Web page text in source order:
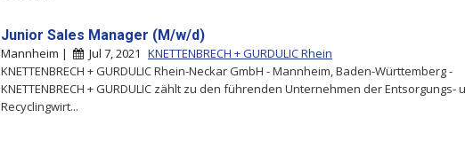
Junior Sales Manager (M/w/d)
Mannheim | Jul 7, 2021 KNETTENBRECH + GURDULIC Rhein
KNETTENBRECH + GURDULIC Rhein-Neckar GmbH - Mannheim, Baden-Württemberg -
KNETTENBRECH + GURDULIC zählt zu den führenden Unternehmen der Entsorgungs-
Recyclingwirt...